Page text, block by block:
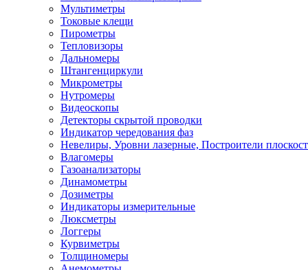
Мультиметры
Токовые клещи
Пирометры
Тепловизоры
Дальномеры
Штангенциркули
Микрометры
Нутромеры
Видеоскопы
Детекторы скрытой проводки
Индикатор чередования фаз
Невелиры, Уровни лазерные, Построители
Влагомеры
Газоанализаторы
Динамометры
Дозиметры
Индикаторы измерительные
Люксметры
Логгеры
Курвиметры
Толщиномеры